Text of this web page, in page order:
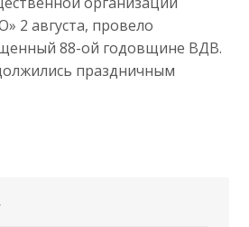
2 августа, провело
88-ой годовщине ВДВ.
праздничным